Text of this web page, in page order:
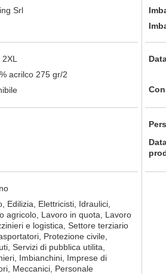
Srl
acrilco 275 gr/2
Edilizia, Elettricisti, Idraulici,
agricolo, Lavoro in quota, Lavoro
e logistica, Settore terziario
Protezione civile,
Servizi di pubblica utilita,
Imbianchini, Imprese di
Meccanici, Personale